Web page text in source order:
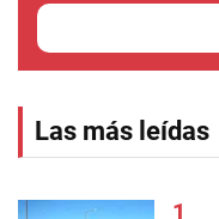
Las más leídas